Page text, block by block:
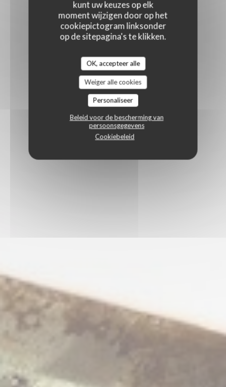
kunt uw keuzes op elk
moment wijzigen door op het
cookiepictogram linksonder
op de sitepagina's te klikken.
OK, accepteer alle
Weiger alle cookies
Personaliseer
Beleid voor de bescherming van
persoonsgegevens
Cookiebeleid